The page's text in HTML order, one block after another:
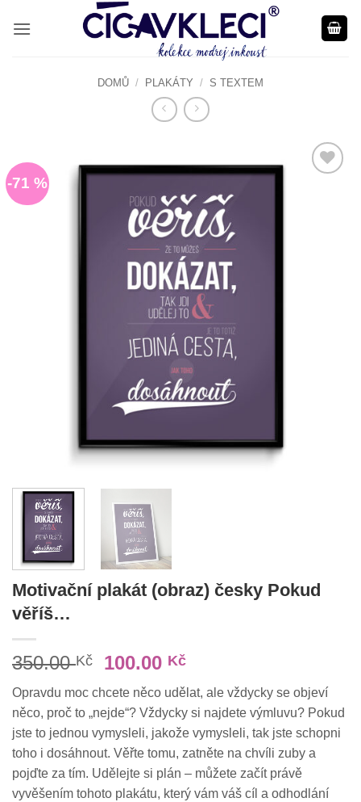
DOMŮ / PLAKÁTY / S TEXTEM
-71 %
Motivační plakát (obraz) česky Pokud
věříš…
350.00Kč
Původní
cena
byla:
350.00 Kč.
100.00 KčAktuální
je:
100.00 Kč.
Opravdu moc chcete něco udělat, ale vždycky se objeví
něco, proč to „nejde“? Vždycky si najdete výmluvu? Pokud
jste to jednou vymysleli, jakože vymysleli, tak jste schopni
toho i dosáhnout. Věřte tomu, zatněte na chvíli zuby a
pojďte za tím. Udělejte si plán – můžete začít právě
vyvěšením tohoto plakátu, který vám váš cíl a odhodlání